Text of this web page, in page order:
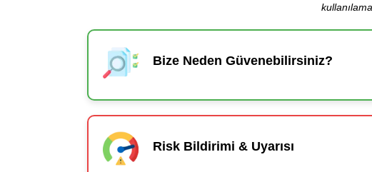
Bize Neden Güvenebilirsiniz?
Risk Bildirimi & Uyarısı